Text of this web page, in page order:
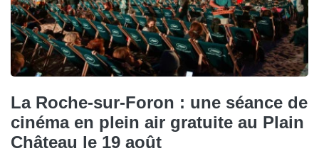
La Roche-sur-Foron : une séance de
cinéma en plein air gratuite au Plain
Château le 19 août